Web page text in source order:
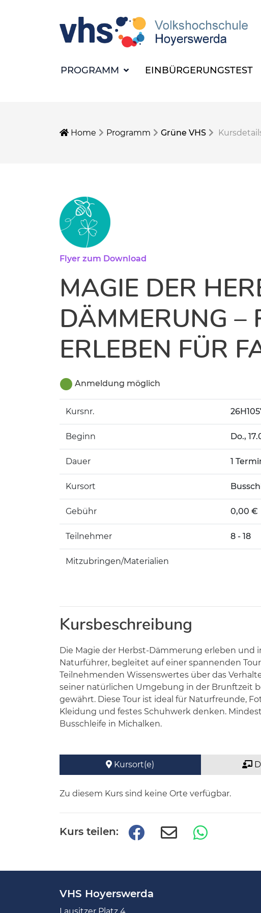
PROGRAMM EINBÜRGERUNGSTEST
Home Programm Grüne VHS
Flyer zum Download
MAGIE DER
DÄMMERUNG –
ERLEBEN FÜR
Anmeldung möglich
Kursnr.
Beginn Do.,
Dauer 1
Kursort
Gebühr 0,00 €
Teilnehmer 8 - 18
Mitzubringen/Materialien
Kursbeschreibung
Die Magie der Herbst-Dämmerung erleben und
Naturführer, begleitet auf einer spannenden
Teilnehmenden Wissenswertes über das
seiner natürlichen Umgebung in der Brunftzeit
gewährt. Diese Tour ist ideal für Naturfreunde,
Kleidung und festes Schuhwerk denken.
Busschleife in Michalken.
Kursort(e)
Zu diesem Kurs sind keine Orte verfügbar.
Kurs teilen:
VHS Hoyerswerda